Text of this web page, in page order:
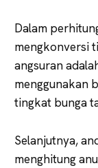
Dalam
mengkonversi
angsuran
menggunakan
tingkat bunga
Selanjutnya,
menghitung